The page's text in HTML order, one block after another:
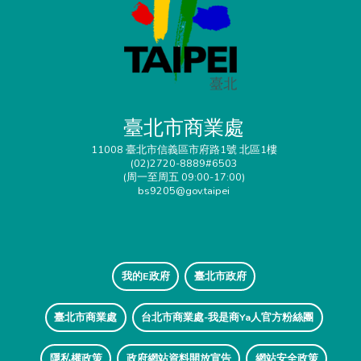
臺北市商業處
11008 臺北市信義區市府路1號 北區1樓
(02)2720-8889#6503
(周一至周五 09:00-17:00)
bs9205@gov.taipei
我的E政府 臺北市政府
臺北市商業處 台北市商業處-我是商Ya人官方粉絲團